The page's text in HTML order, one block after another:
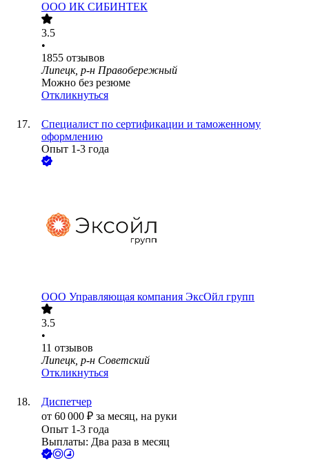
ООО ИК СИБИНТЕК
3.5
•
1855 отзывов
Липецк, р-н Правобережный
Можно без резюме
Откликнуться
Специалист по сертификации и таможенному
оформлению
Опыт 1-3 года
ООО Управляющая компания ЭксОйл групп
3.5
•
11 отзывов
Липецк, р-н Советский
Откликнуться
Диспетчер
от 60 000 ₽ за месяц, на руки
Опыт 1-3 года
Выплаты: Два раза в месяц